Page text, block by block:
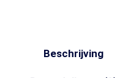
Beschrijving